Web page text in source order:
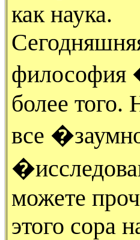
как наука.
философия
более того.
все
можете
этого сора